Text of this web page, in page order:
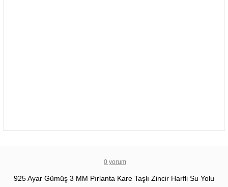
0 yorum
925 Ayar Gümüş 3 MM Pırlanta Kare Taşlı Zincir Harfli Su Yolu